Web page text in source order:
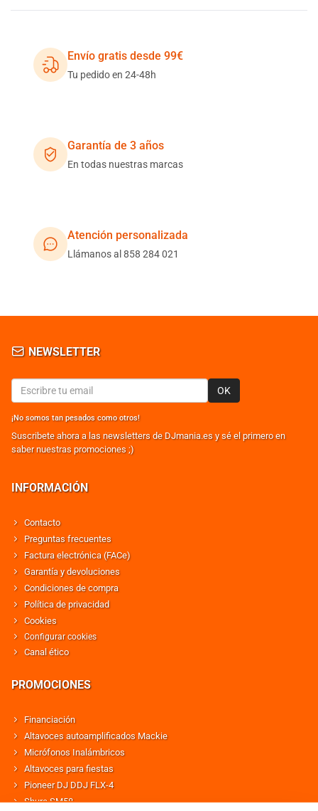
Envío gratis desde 99€
Tu pedido en 24-48h
Garantía de 3 años
En todas nuestras marcas
Atención personalizada
Llámanos al 858 284 021
NEWSLETTER
OK
¡No somos tan pesados como otros!
Suscribete ahora a las newsletters de DJmania.es y sé el primero en
saber nuestras promociones ;)
INFORMACIÓN
Contacto
Preguntas frecuentes
Factura electrónica (FACe)
Garantía y devoluciones
Condiciones de compra
Política de privacidad
Cookies
Configurar cookies
Canal ético
PROMOCIONES
Financiación
Altavoces autoamplificados Mackie
Micrófonos Inalámbricos
Altavoces para fiestas
Pioneer DJ DDJ FLX-4
Shure SM58